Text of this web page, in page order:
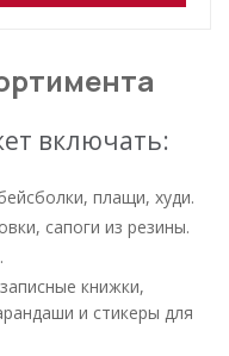
включать:
плащи, худи.
сапоги из резины.
книжки,
и стикеры для